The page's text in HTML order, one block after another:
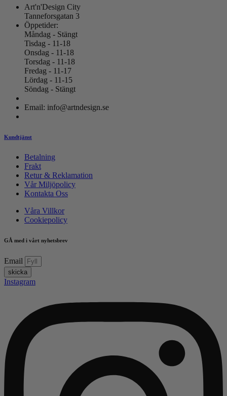
Art'n'Design City
Tanneforsgatan 3
Öppetider:
Måndag - Stängt
Tisdag - 11-18
Onsdag - 11-18
Torsdag - 11-18
Fredag - 11-17
Lördag - 11-15
Söndag - Stängt
Email: info@artndesign.se
Kundtjänst
Betalning
Frakt
Retur & Reklamation
Vår Miljöpolicy
Kontakta Oss
Våra Villkor
Cookiepolicy
GÅ med i vårt nyhetsbrev
Email
skicka
Instagram